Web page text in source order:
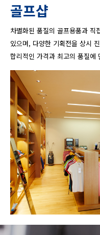
골프샵
차별화된 품질의 골프용품과 직
있으며, 다양한 기획전을 상시
합리적인 가격과 최고의 품질에